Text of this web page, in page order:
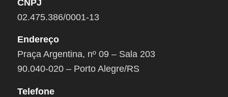
CNPJ
02.475.386/0001-13
Endereço
Praça Argentina, nº 09 – Sala 203
90.040-020 – Porto Alegre/RS
Telefone